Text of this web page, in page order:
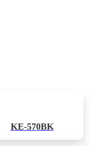
KE-570BK